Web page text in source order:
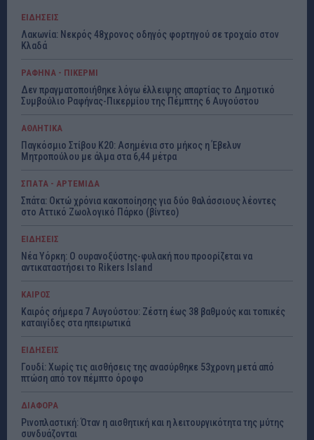
ΕΙΔΗΣΕΙΣ
Λακωνία: Νεκρός 48χρονος οδηγός φορτηγού σε τροχαίο στον
Κλαδά
ΡΑΦΗΝΑ - ΠΙΚΕΡΜΙ
Δεν πραγματοποιήθηκε λόγω έλλειψης απαρτίας το Δημοτικό
Συμβούλιο Ραφήνας-Πικερμίου της Πέμπτης 6 Αυγούστου
ΑΘΛΗΤΙΚΑ
Παγκόσμιο Στίβου Κ20: Ασημένια στο μήκος η Έβελυν
Μητροπούλου με άλμα στα 6,44 μέτρα
ΣΠΑΤΑ - ΑΡΤΕΜΙΔΑ
Σπάτα: Οκτώ χρόνια κακοποίησης για δύο θαλάσσιους λέοντες
στο Αττικό Ζωολογικό Πάρκο (βίντεο)
ΕΙΔΗΣΕΙΣ
Νέα Υόρκη: Ο ουρανοξύστης-φυλακή που προορίζεται να
αντικαταστήσει το Rikers Island
ΚΑΙΡΟΣ
Καιρός σήμερα 7 Αυγούστου: Ζέστη έως 38 βαθμούς και τοπικές
καταιγίδες στα ηπειρωτικά
ΕΙΔΗΣΕΙΣ
Γουδί: Χωρίς τις αισθήσεις της ανασύρθηκε 53χρονη μετά από
πτώση από τον πέμπτο όροφο
ΔΙΑΦΟΡΑ
Ρινοπλαστική: Όταν η αισθητική και η λειτουργικότητα της μύτης
συνδυάζονται